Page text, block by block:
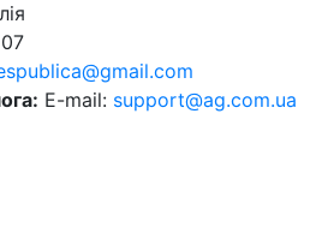
E-mail: support@ag.com.ua